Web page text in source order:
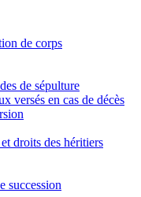
de corps
de sépulture
versés en cas de décès
droits des héritiers
succession